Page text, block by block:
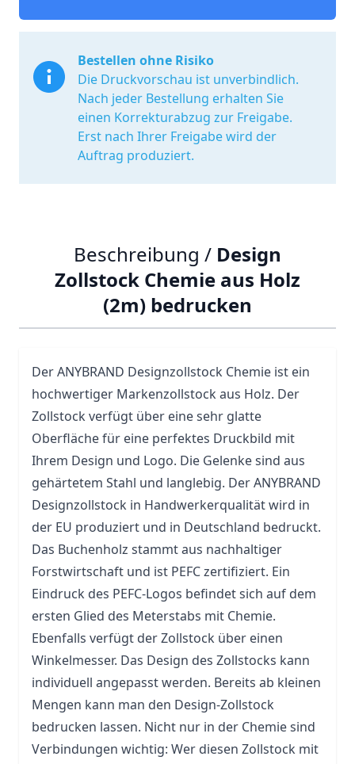
Bestellen ohne Risiko
Die Druckvorschau ist unverbindlich.
Nach jeder Bestellung erhalten Sie
einen Korrekturabzug zur Freigabe.
Erst nach Ihrer Freigabe wird der
Auftrag produziert.
Beschreibung / Design
Zollstock Chemie aus Holz
(2m) bedrucken
Der ANYBRAND Designzollstock Chemie ist ein
hochwertiger Markenzollstock aus Holz. Der
Zollstock verfügt über eine sehr glatte
Oberfläche für eine perfektes Druckbild mit
Ihrem Design und Logo. Die Gelenke sind aus
gehärtetem Stahl und langlebig. Der ANYBRAND
Designzollstock in Handwerkerqualität wird in
der EU produziert und in Deutschland bedruckt.
Das Buchenholz stammt aus nachhaltiger
Forstwirtschaft und ist PEFC zertifiziert. Ein
Eindruck des PEFC-Logos befindet sich auf dem
ersten Glied des Meterstabs mit Chemie.
Ebenfalls verfügt der Zollstock über einen
Winkelmesser. Das Design des Zollstocks kann
individuell angepasst werden. Bereits ab kleinen
Mengen kann man den Design-Zollstock
bedrucken lassen. Nicht nur in der Chemie sind
Verbindungen wichtig: Wer diesen Zollstock mit